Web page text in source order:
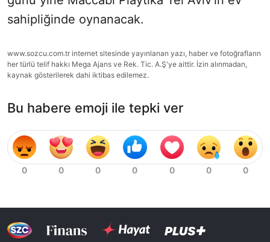
sahipliğinde oynanacak.
www.sozcu.com.tr internet sitesinde yayınlanan yazı, haber ve fotoğrafların
her türlü telif hakkı Mega Ajans ve Rek. Tic. A.Ş'ye aittir. İzin alınmadan,
kaynak gösterilerek dahi iktibas edilemez.
Bu habere emoji ile tepki ver